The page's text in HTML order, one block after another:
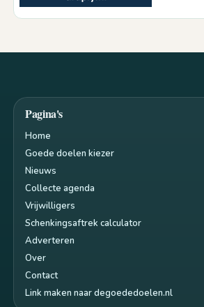
Pagina's
Home
Goede doelen kiezer
Nieuws
Collecte agenda
Vrijwilligers
Schenkingsaftrek calculator
Adverteren
Over
Contact
Link maken naar degoededoelen.nl